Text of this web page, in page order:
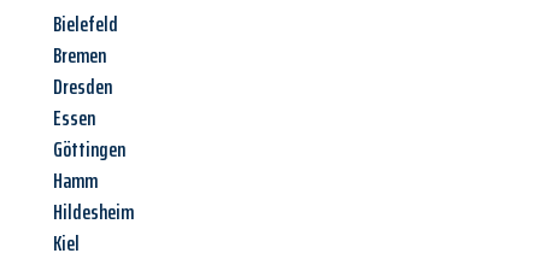
Bielefeld
Bremen
Dresden
Essen
Göttingen
Hamm
Hildesheim
Kiel